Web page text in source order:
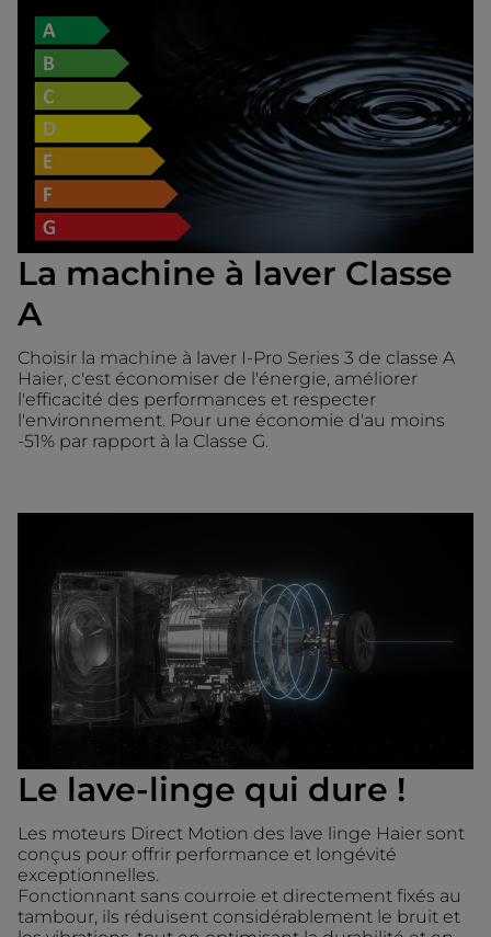
La machine à laver Classe
A
Choisir la machine à laver I-Pro Series 3 de classe A
Haier, c'est économiser de l'énergie, améliorer
l'efficacité des performances et respecter
l'environnement. Pour une économie d'au moins
-51% par rapport à la Classe G.
Le lave-linge qui dure !
Les moteurs Direct Motion des lave linge Haier sont
conçus pour offrir performance et longévité
exceptionnelles.
Fonctionnant sans courroie et directement fixés au
tambour, ils réduisent considérablement le bruit et